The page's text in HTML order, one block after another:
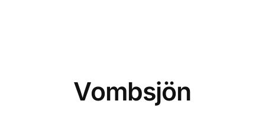
Vombsjön